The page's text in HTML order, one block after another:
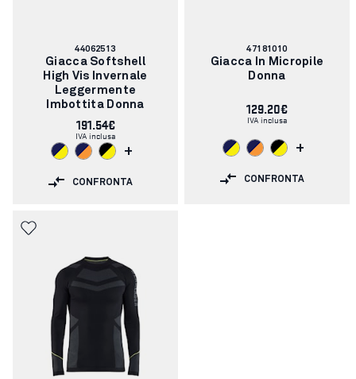
Codice
articolo:
44062513
Giacca Softshell
High Vis Invernale
Leggermente
Imbottita Donna
191.54€
IVA inclusa
+
CONFRONTA
Codice
articolo:
47181010
Giacca In Micropile
Donna
129.20€
IVA inclusa
+
CONFRONTA